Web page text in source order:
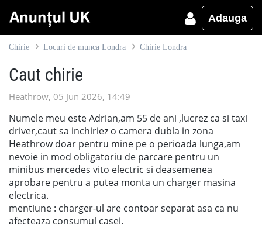
Adauga
Chirie Locuri de munca Londra Chirie Londra
Caut chirie
Heathrow, 05 Jun 2026, 14:49
Numele meu este Adrian,am 55 de ani ,lucrez ca si taxi
driver,caut sa inchiriez o camera dubla in zona
Heathrow doar pentru mine pe o perioada lunga,am
nevoie in mod obligatoriu de parcare pentru un
minibus mercedes vito electric si deasemenea
aprobare pentru a putea monta un charger masina
electrica.
mentiune : charger-ul are contoar separat asa ca nu
afecteaza consumul casei.